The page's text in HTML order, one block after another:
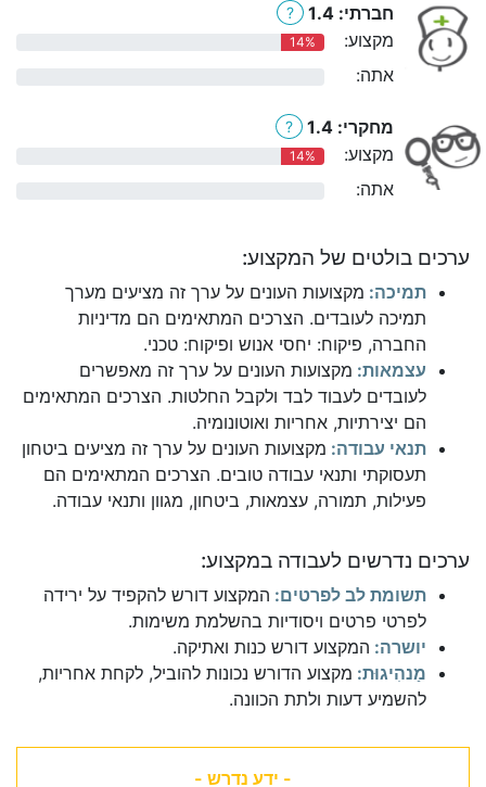
חברתי: 1.4 ?
מקצוע: 14%
אתה:
מחקרי: 1.4 ?
מקצוע: 14%
אתה:
ערכים בולטים של המקצוע:
תמיכה: מקצועות העונים על ערך זה מציעים מערך
תמיכה לעובדים. הצרכים המתאימים הם מדיניות
החברה, פיקוח: יחסי אנוש ופיקוח: טכני.
עצמאות: מקצועות העונים על ערך זה מאפשרים
לעובדים לעבוד לבד ולקבל החלטות. הצרכים המתאימים
הם יצירתיות, אחריות ואוטונומיה.
תנאי עבודה: מקצועות העונים על ערך זה מציעים ביטחון
תעסוקתי ותנאי עבודה טובים. הצרכים המתאימים הם
פעילות, תמורה, עצמאות, ביטחון, מגוון ותנאי עבודה.
ערכים נדרשים לעבודה במקצוע:
תשומת לב לפרטים: המקצוע דורש להקפיד על ירידה
לפרטי פרטים ויסודיות בהשלמת משימות.
יושרה: המקצוע דורש כנות ואתיקה.
מַנהִיגוּת: מקצוע הדורש נכונות להוביל, לקחת אחריות,
להשמיע דעות ולתת הכוונה.
- ידע נדרש -